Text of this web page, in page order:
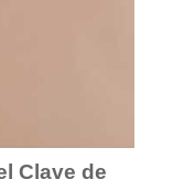
Clave de